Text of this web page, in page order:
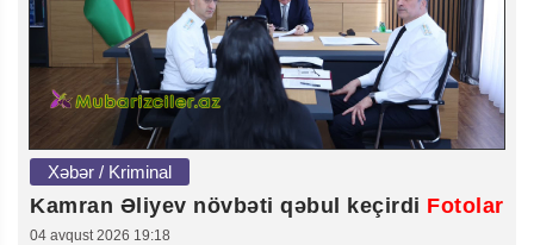
Xəbər / Kriminal
Kamran Əliyev növbəti qəbul keçirdi Fotolar
04 avqust 2026 19:18